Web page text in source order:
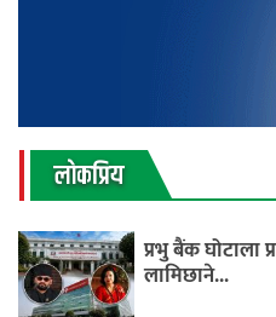
लाेकप्रिय
प्रभु बैंक घोटाला
लामिछाने...